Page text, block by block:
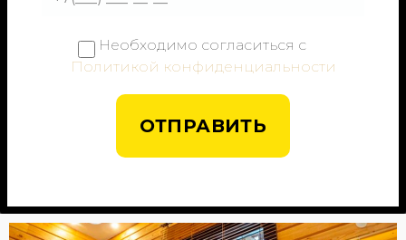
Необходимо согласиться с
Политикой конфиденциальности